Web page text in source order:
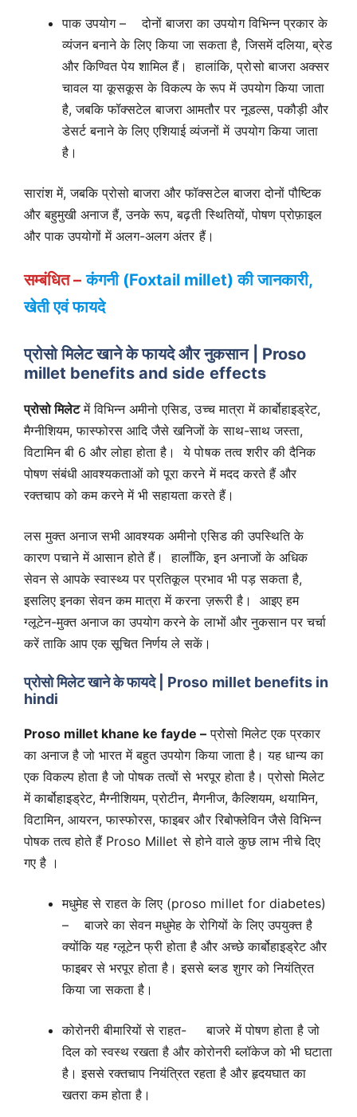
पाक उपयोग – दोनों बाजरा का उपयोग विभिन्न प्रकार के
व्यंजन बनाने के लिए किया जा सकता है, जिसमें दलिया, ब्रेड
और किण्वित पेय शामिल हैं। हालांकि, प्रोसो बाजरा अक्सर
चावल या कूसकूस के विकल्प के रूप में उपयोग किया जाता
है, जबकि फॉक्सटेल बाजरा आमतौर पर नूडल्स, पकौड़ी और
डेसर्ट बनाने के लिए एशियाई व्यंजनों में उपयोग किया जाता
है।
सारांश में, जबकि प्रोसो बाजरा और फॉक्सटेल बाजरा दोनों पौष्टिक
और बहुमुखी अनाज हैं, उनके रूप, बढ़ती स्थितियों, पोषण प्रोफ़ाइल
और पाक उपयोगों में अलग-अलग अंतर हैं।
सम्बंधित – कंगनी (Foxtail millet) की जानकारी,
खेती एवं फायदे
प्रोसो मिलेट खाने के फायदे और नुकसान| Proso
millet benefits and side effects
प्रोसो मिलेटमें विभिन्न अमीनो एसिड, उच्च मात्रा में कार्बोहाइड्रेट,
मैग्नीशियम, फास्फोरस आदि जैसे खनिजों के साथ-साथ जस्ता,
विटामिन बी 6 और लोहा होता है। ये पोषक तत्व शरीर की दैनिक
पोषण संबंधी आवश्यकताओं को पूरा करने में मदद करते हैं और
रक्तचाप को कम करने में भी सहायता करते हैं।
लस मुक्त अनाज सभी आवश्यक अमीनो एसिड की उपस्थिति के
कारण पचाने में आसान होते हैं। हालाँकि, इन अनाजों के अधिक
सेवन से आपके स्वास्थ्य पर प्रतिकूल प्रभाव भी पड़ सकता है,
इसलिए इनका सेवन कम मात्रा में करना ज़रूरी है। आइए हम
ग्लूटेन-मुक्त अनाज का उपयोग करने के लाभों और नुकसान पर चर्चा
करें ताकि आप एक सूचित निर्णय ले सकें।
प्रोसो मिलेटखाने के फायदे| Proso millet benefits in
hindi
Proso millet khane ke fayde –प्रोसो मिलेट एक प्रकार
का अनाज है जो भारत में बहुत उपयोग किया जाता है। यह धान्य का
एक विकल्प होता है जो पोषक तत्वों से भरपूर होता है। प्रोसो मिलेट
में कार्बोहाइड्रेट, मैग्नीशियम, प्रोटीन, मैगनीज, कैल्शियम, थयामिन,
विटामिन, आयरन, फास्फोरस, फाइबर और रिबोफ्लेविन जैसे विभिन्न
पोषक तत्व होते हैं Proso Millet से होने वाले कुछ लाभ नीचे दिए
गए है ।
मधुमेह से राहत के लिए (proso millet for diabetes)
– बाजरे का सेवन मधुमेह के रोगियों के लिए उपयुक्त है
क्योंकि यह ग्लूटेन फ्री होता है और अच्छे कार्बोहाइड्रेट और
फाइबर से भरपूर होता है। इससे ब्लड शुगर को नियंत्रित
किया जा सकता है।
कोरोनरी बीमारियों से राहत- बाजरे में पोषण होता है जो
दिल को स्वस्थ रखता है और कोरोनरी ब्लॉकेज को भी घटाता
है। इससे रक्तचाप नियंत्रित रहता है और हृदयघात का
खतरा कम होता है।